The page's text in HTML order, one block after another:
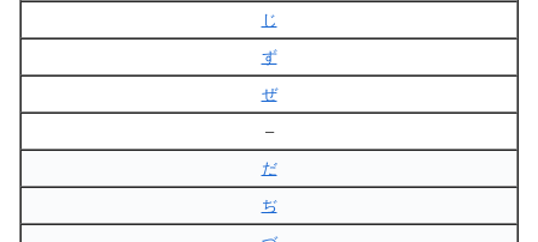
じ
ず
ぜ
–
だ
ぢ